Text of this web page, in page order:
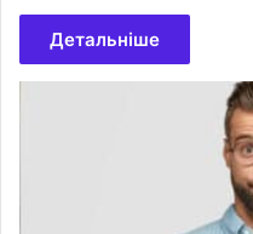
Детальніше